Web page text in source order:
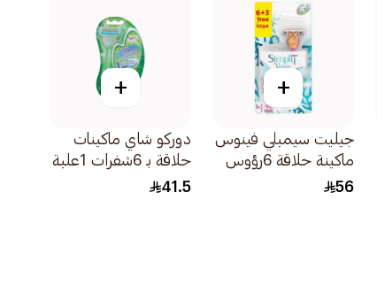
+
جيليت سيمبلي فينوس
ماكينة حلاقة 6رؤوس
قابلة لإعادة التعبئة
56
+
دوركو شاي ماكينات
حلاقة بـ 6شفرات 1علبة
41.5